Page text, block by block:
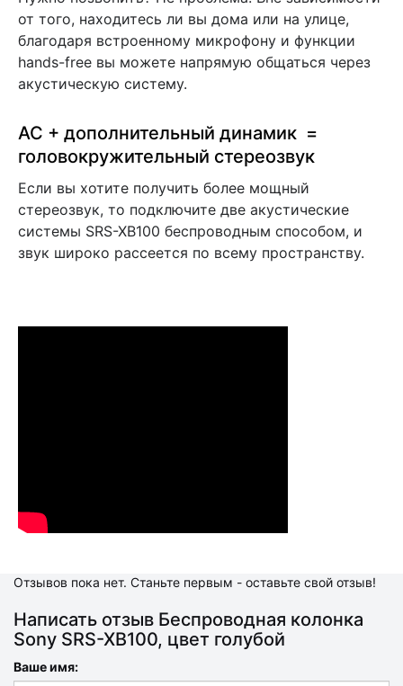
от того, находитесь ли вы дома или на улице,
благодаря встроенному микрофону и функции
hands-free вы можете напрямую общаться через
акустическую систему.
АС + дополнительный динамик =
головокружительный стереозвук
Если вы хотите получить более мощный
стереозвук, то подключите две акустические
системы SRS-XB100 беспроводным способом, и
звук широко рассеется по всему пространству.
Отзывов пока нет. Станьте первым - оставьте свой отзыв!
Написать отзыв Беспроводная колонка
Sony SRS-XB100, цвет голубой
Ваше имя: